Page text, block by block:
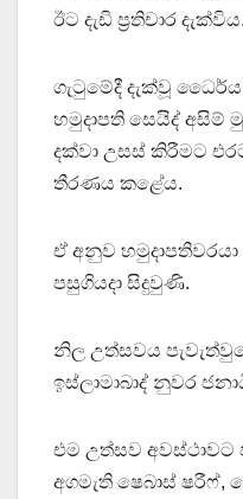
ඊට දැඩි ප්‍රතිචාර දැක්විය.
ගැටුමේදී දැක්වූ
හමුදාපති සෙයිද් අසිම්
දක්වා උසස් කිරීමට
තීරණය කළේය.
ඒ අනුව
පසුගියදා සිදුවුණි.
නිල උත්සවය
ඉස්ලාමාබාද් නුවර
එම උත්සව අවස්ථාවට
අගමැති ෂෙබාස්